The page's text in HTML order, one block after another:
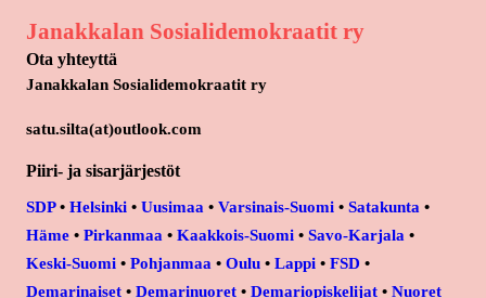
Janakkalan Sosialidemokraatit ry
Ota yhteyttä
Janakkalan Sosialidemokraatit ry
satu.silta(at)outlook.com
Piiri- ja sisarjärjestöt
SDP• Helsinki • Uusimaa • Varsinais-Suomi • Satakunta •
Häme • Pirkanmaa • Kaakkois-Suomi • Savo-Karjala •
Keski-Suomi • Pohjanmaa • Oulu • Lappi • FSD •
Demarinaiset • Demarinuoret • Demariopiskelijat • Nuoret